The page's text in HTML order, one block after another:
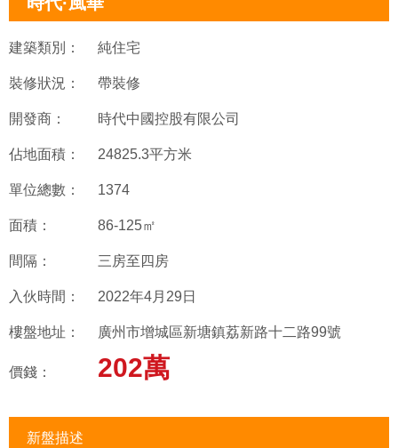
建築類別： 純住宅
裝修狀況： 帶裝修
開發商： 時代中國控股有限公司
佔地面積： 24825.3平方米
單位總數： 1374
面積： 86-125㎡
間隔： 三房至四房
入伙時間： 2022年4月29日
樓盤地址： 廣州市增城區新塘鎮荔新路十二路99號
價錢： 202萬
新盤描述